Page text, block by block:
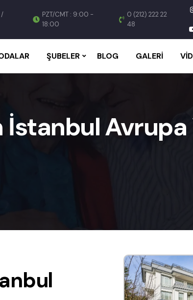
/
PZT/CMT : 9:00 -
18:00
0 (212) 222 22
48
ŞUBELER BLOG GALERI
Avrupa